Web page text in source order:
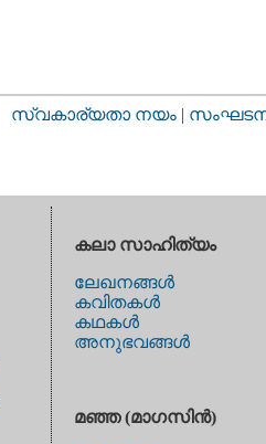
സ്വകാര്യതാ നയം |
കലാ സാഹിത്യം
ലേഖനങ്ങള്‍
കവിതകള്‍
കഥകള്‍
അനുഭവങ്ങള്‍
മഞ്ഞ (മാഗസിന്‍)